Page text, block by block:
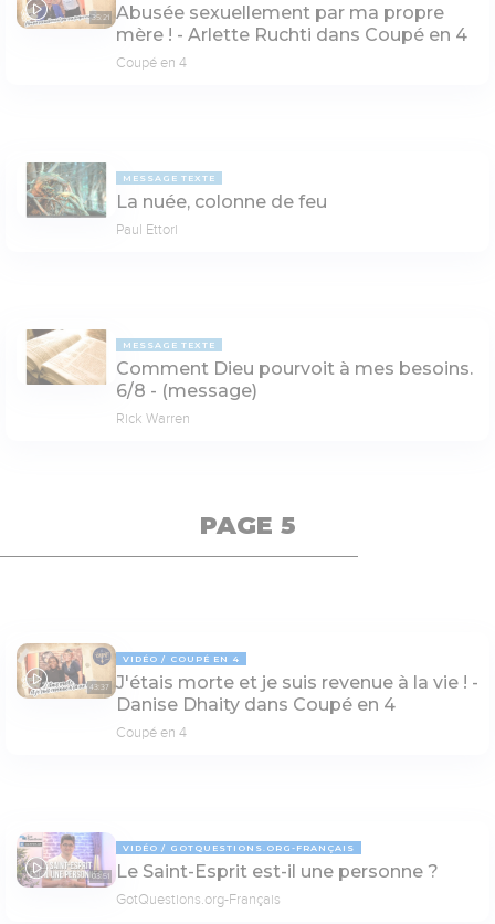
35:21
Abusée sexuellement par ma propre
mère ! - Arlette Ruchti dans Coupé en 4
Coupé en 4
MESSAGE TEXTE
La nuée, colonne de feu
Paul Ettori
MESSAGE TEXTE
Comment Dieu pourvoit à mes besoins.
6/8 - (message)
Rick Warren
PAGE 5
43:37
VIDÉO COUPÉ EN 4
J'étais morte et je suis revenue à la vie ! -
Danise Dhaity dans Coupé en 4
Coupé en 4
03:51
VIDÉO GOTQUESTIONS.ORG-FRANÇAIS
Le Saint-Esprit est-il une personne ?
GotQuestions.org-Français